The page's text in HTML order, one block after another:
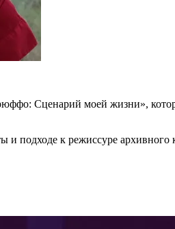
Сценарий моей жизни»,
и подходе к режиссуре